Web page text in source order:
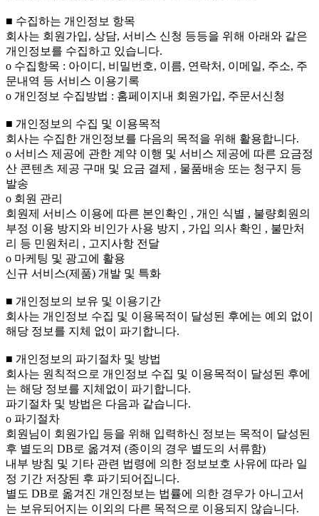
■ 수집하는 개인정보 항목
회사는 회원가입, 상담, 서비스 신청 등등을 위해 아래와 같은
개인정보를 수집하고 있습니다.
ο 수집항목 : 아이디, 비밀번호, 이름, 연락처, 이메일, 주소, 주
문내역 등 서비스 이용기록
ο 개인정보 수집방법 : 홈페이지내 회원가입, 주문서신청
■ 개인정보의 수집 및 이용목적
회사는 수집한 개인정보를 다음의 목적을 위해 활용합니다.
ο 서비스 제공에 관한 계약 이행 및 서비스 제공에 따른 요금정
산 콘텐츠 제공 구매 및 요금 결제 , 물품배송 또는 청구지 등
발송
ο 회원 관리
회원제 서비스 이용에 따른 본인확인 , 개인 식별 , 불량회원의
부정 이용 방지와 비인가 사용 방지 , 가입 의사 확인 , 불만처
리 등 민원처리 , 고지사항 전달
ο 마케팅 및 광고에 활용
신규 서비스(제품) 개발 및 특화
■ 개인정보의 보유 및 이용기간
회사는 개인정보 수집 및 이용목적이 달성된 후에는 예외 없이
해당 정보를 지체 없이 파기합니다.
■ 개인정보의 파기절차 및 방법
회사는 원칙적으로 개인정보 수집 및 이용목적이 달성된 후에
는 해당 정보를 지체없이 파기합니다.
파기절차 및 방법은 다음과 같습니다.
ο 파기절차
회원님이 회원가입 등을 위해 입력하신 정보는 목적이 달성된
후 별도의 DB로 옮겨져 (종이의 경우 별도의 서류함)
내부 방침 및 기타 관련 법령에 의한 정보보호 사유에 따라 일
정 기간 저장된 후 파기되어집니다.
별도 DB로 옮겨진 개인정보는 법률에 의한 경우가 아니고서
는 보유되어지는 이외의 다른 목적으로 이용되지 않습니다.